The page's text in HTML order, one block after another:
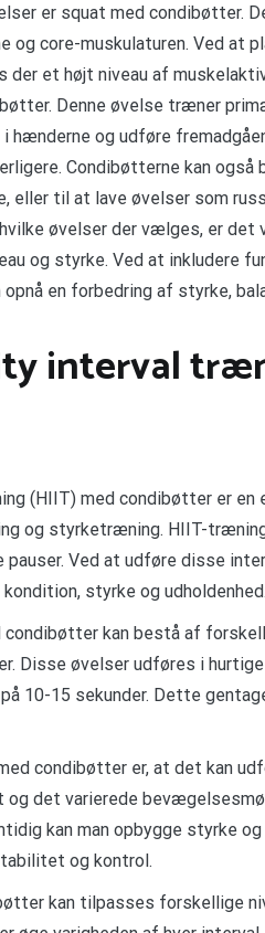
er squat med condibøtter.
og core-muskulaturen. Ved at
der et højt niveau af
Denne øvelse træner
hænderne og udføre
Condibøtterne kan
eller til at lave øvelser som
øvelser der vælges, er
og styrke. Ved at inkludere
en forbedring af styrke,
interval
(HIIT) med condibøtter er
og styrketræning. HIIT-
Ved at udføre disse
styrke og
kan bestå af
Disse øvelser udføres i
10-15 sekunder. Dette
condibøtter er, at det kan
det varierede
kan man opbygge styrke
og kontrol.
kan tilpasses forskellige